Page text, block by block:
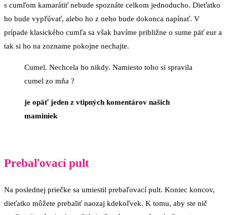
s cumľom kamarátiť nebude spoznáte celkom jednoducho. Dieťatko
ho bude vypľúvať, alebo ho z neho bude dokonca napínať. V
prípade klasického cumľa sa však bavíme približne o sume päť eur a
tak si ho na zozname pokojne nechajte.
Cumel. Nechcela ho nikdy. Namiesto toho si spravila
cumel zo mňa ?
je opäť jeden z vtipných komentárov našich
maminiek
Prebaľovací pult
Na poslednej priečke sa umiestil prebaľovací pult. Koniec koncov,
dieťatko môžete prebaliť naozaj kdekoľvek. K tomu, aby ste nič